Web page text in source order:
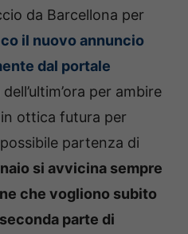
da Barcellona per
il nuovo annuncio
dal portale
per ambire
ottica futura per
partenza di
si avvicina sempre
che vogliono subito
parte di